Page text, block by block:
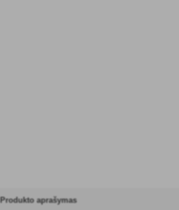
Produkto aprašymas